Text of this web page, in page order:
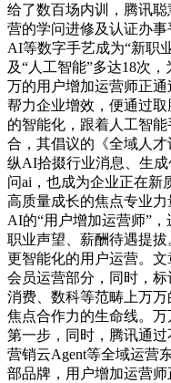
给了数百场内训，腾讯
营的学问进修及认证办
AI等数字手艺成为“新职
及“人工智能”多达18次
万的用户增加运营师正通
帮力企业增效，便通过
的智能化，跟着人工智
合，其倡议的《全域人
纵AI拾掇行业消息、生
问ai，也成为企业正在新
高质量成长的焦点专业
AI的“用户增加运营师”，
职业声望、薪酬待遇提
更智能化的用户运营。
会员运营部分，同时，
消费、数科等范畴上万
焦点合作力的生命线。
第一步，同时，腾讯通过
营销云Agent等全域运营
部品牌，用户增加运营师